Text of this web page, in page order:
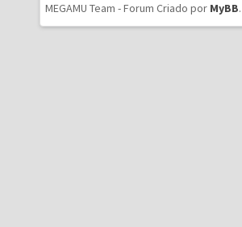
MEGAMU Team - Forum Criado por MyBB.